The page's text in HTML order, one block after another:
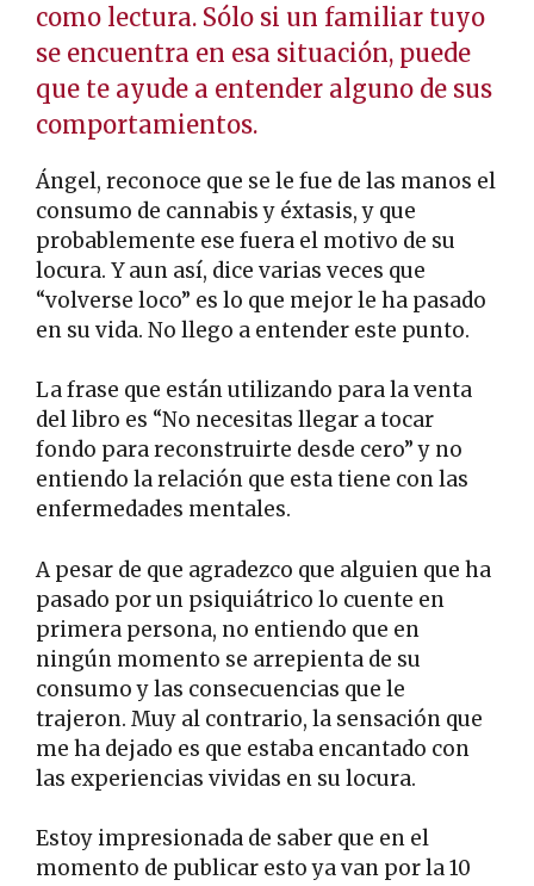
como lectura. Sólo si un familiar tuyo
se encuentra en esa situación, puede
que te ayude a entender alguno de sus
comportamientos.
Ángel, reconoce que se le fue de las manos el
consumo de cannabis y éxtasis, y que
probablemente ese fuera el motivo de su
locura. Y aun así, dice varias veces que
“volverse loco” es lo que mejor le ha pasado
en su vida. No llego a entender este punto.
La frase que están utilizando para la venta
del libro es “No necesitas llegar a tocar
fondo para reconstruirte desde cero” y no
entiendo la relación que esta tiene con las
enfermedades mentales.
A pesar de que agradezco que alguien que ha
pasado por un psiquiátrico lo cuente en
primera persona, no entiendo que en
ningún momento se arrepienta de su
consumo y las consecuencias que le
trajeron. Muy al contrario, la sensación que
me ha dejado es que estaba encantado con
las experiencias vividas en su locura.
Estoy impresionada de saber que en el
momento de publicar esto ya van por la 10